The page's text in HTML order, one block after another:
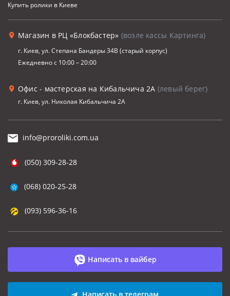
Купить ролики в Киеве
Магазин в РЦ «Блокбастер» (возле кассы Картинга)
г. Киев, ул. Степана Бандеры 34В (старый корпус)
Ежедневно с 10:00 – 20:00
Офис - мастерская на Кибальчича 2А (левый берег)
г. Киев, ул. Николая Кибальчича 2А
info@proroliki.com.ua
(050) 309-28-28
(068) 020-25-28
(093) 596-36-16
Написать в вайбер